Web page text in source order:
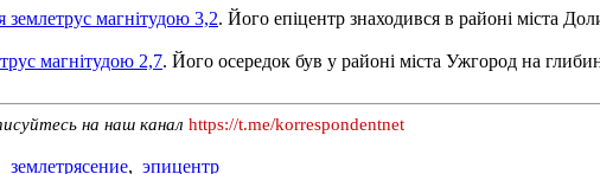
землетрус магнітудою 3,2. Його епіцентр знаходився в районі міста
магнітудою 2,7. Його осередок був у районі міста Ужгород на
на наш канал https://t.me/korrespondentnet
землетрясение, эпицентр